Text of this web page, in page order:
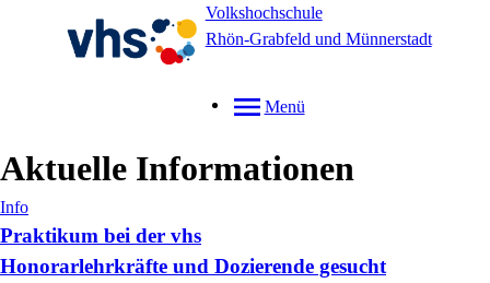
Volkshochschule
Rhön-Grabfeld und Münnerstadt
Menü
Aktuelle Informationen
Info
Praktikum bei der vhs
Honorarlehrkräfte und Dozierende gesucht